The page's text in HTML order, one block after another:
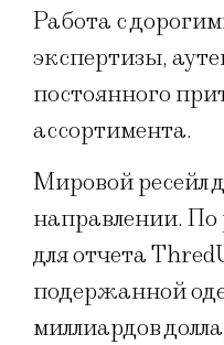
Работа с
экспертизы,
постоянного
ассортимента.
Мировой ресейл
направлении.
для отчета
подержанной
миллиардов